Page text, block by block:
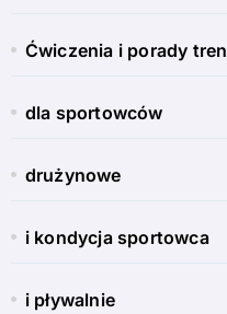
Ćwiczenia i porady
dla sportowców
drużynowe
i kondycja sportowca
i pływalnie